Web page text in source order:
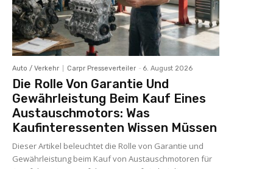
Auto / Verkehr Carpr Presseverteiler - 6. August 2026
Die Rolle Von Garantie Und
Gewährleistung Beim Kauf Eines
Austauschmotors: Was
Kaufinteressenten Wissen Müssen
Dieser Artikel beleuchtet die Rolle von Garantie und
Gewährleistung beim Kauf von Austauschmotoren für